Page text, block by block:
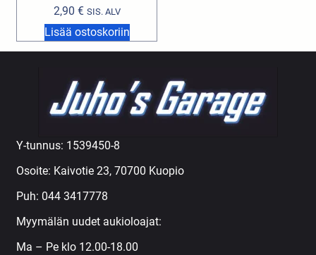
2,90 € SIS. ALV
Lisää ostoskoriin
Y-tunnus: 1539450-8
Osoite: Kaivotie 23, 70700 Kuopio
Puh: 044 3417778
Myymälän uudet aukioloajat:
Ma – Pe klo 12.00-18.00